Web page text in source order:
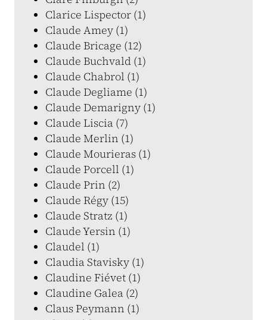
Clarice Lispector (1)
Claude Amey (1)
Claude Bricage (12)
Claude Buchvald (1)
Claude Chabrol (1)
Claude Degliame (1)
Claude Demarigny (1)
Claude Liscia (7)
Claude Merlin (1)
Claude Mourieras (1)
Claude Porcell (1)
Claude Prin (2)
Claude Régy (15)
Claude Stratz (1)
Claude Yersin (1)
Claudel (1)
Claudia Stavisky (1)
Claudine Fiévet (1)
Claudine Galea (2)
Claus Peymann (1)